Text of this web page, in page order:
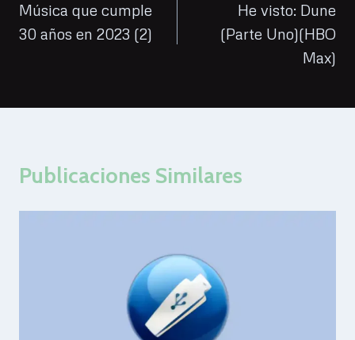
de
entradas
Música que cumple
30 años en 2023 (2)
He visto: Dune
(Parte Uno)(HBO
Max)
Publicaciones Similares